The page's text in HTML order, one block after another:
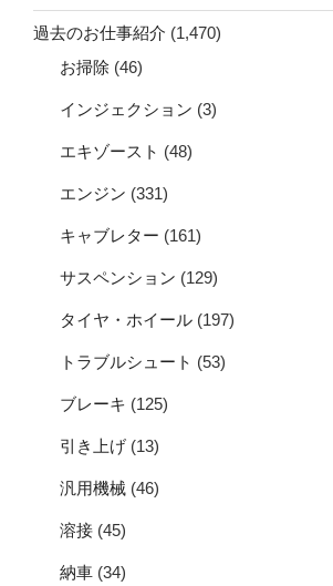
過去のお仕事紹介 (1,470)
お掃除 (46)
インジェクション (3)
エキゾースト (48)
エンジン (331)
キャブレター (161)
サスペンション (129)
タイヤ・ホイール (197)
トラブルシュート (53)
ブレーキ (125)
引き上げ (13)
汎用機械 (46)
溶接 (45)
納車 (34)